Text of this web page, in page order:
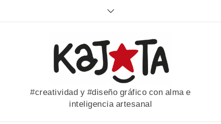
#creatividad y #diseño gráfico con alma e
inteligencia artesanal